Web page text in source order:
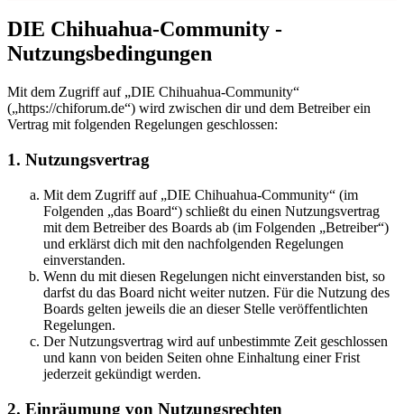
DIE Chihuahua-Community -
Nutzungsbedingungen
Mit dem Zugriff auf „DIE Chihuahua-Community“
(„https://chiforum.de“) wird zwischen dir und dem Betreiber ein
Vertrag mit folgenden Regelungen geschlossen:
1. Nutzungsvertrag
Mit dem Zugriff auf „DIE Chihuahua-Community“ (im
Folgenden „das Board“) schließt du einen Nutzungsvertrag
mit dem Betreiber des Boards ab (im Folgenden „Betreiber“)
und erklärst dich mit den nachfolgenden Regelungen
einverstanden.
Wenn du mit diesen Regelungen nicht einverstanden bist, so
darfst du das Board nicht weiter nutzen. Für die Nutzung des
Boards gelten jeweils die an dieser Stelle veröffentlichten
Regelungen.
Der Nutzungsvertrag wird auf unbestimmte Zeit geschlossen
und kann von beiden Seiten ohne Einhaltung einer Frist
jederzeit gekündigt werden.
2. Einräumung von Nutzungsrechten